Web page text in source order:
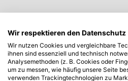
Wir respektieren den Datenschutz
Wir nutzen Cookies und vergleichbare
ihnen sind essenziell und technisch
Analysemethoden (z. B. Cookies oder
um zu messen, wie häufig unsere Seite
verwenden Trackingtechnologien zu